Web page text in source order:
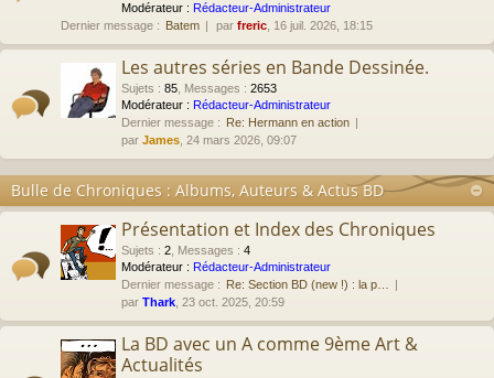
Modérateur : Rédacteur-Administrateur
Dernier message : Batem par freric , 16 juil. 2026, 18:15
Les autres séries en Bande Dessinée.
Sujets : 85 Messages : 2653
Modérateur : Rédacteur-Administrateur
Dernier message : Re: Hermann en action
par James , 24 mars 2026, 09:07
Bulle de Chroniques : Albums, Auteurs & Actus BD
Présentation et Index des Chroniques
Sujets : 2 Messages : 4
Modérateur : Rédacteur-Administrateur
Dernier message : Re: Section BD (new !) : la p…
par Thark , 23 oct. 2025, 20:59
La BD avec un A comme 9ème Art &
Actualités